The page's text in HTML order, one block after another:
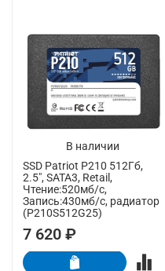
В наличии
SSD Patriot P210 512Гб,
2.5", SATA3, Retail,
Чтение:520мб/с,
Запись:430мб/с, радиатор
(P210S512G25)
7 620 ₽